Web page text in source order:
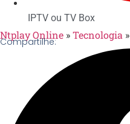
IPTV ou TV Box
Ntplay Online »Tecnologia »
Compartilhe: